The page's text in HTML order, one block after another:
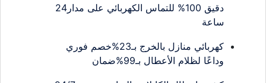
دقيق 100% للتماس الكهربائي على مدار24
ساعة
كهربائي منازل بالخرج بـ23%خصم فوري
وداعًا لظلام الأعطال بـ99%ضمان